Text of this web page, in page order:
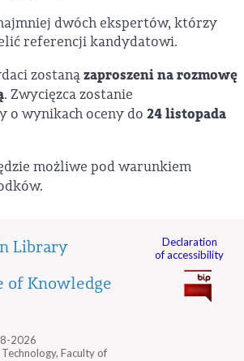
dwóch ekspertów, którzy
referencji kandydatowi.
zostanązaproszeni na rozmowę
. Zwycięzca zostanie
o wynikach oceny do 24 listopada
możliwe pod warunkiem
Library
of Knowledge
2026
Faculty of
Declaration
of accessibility